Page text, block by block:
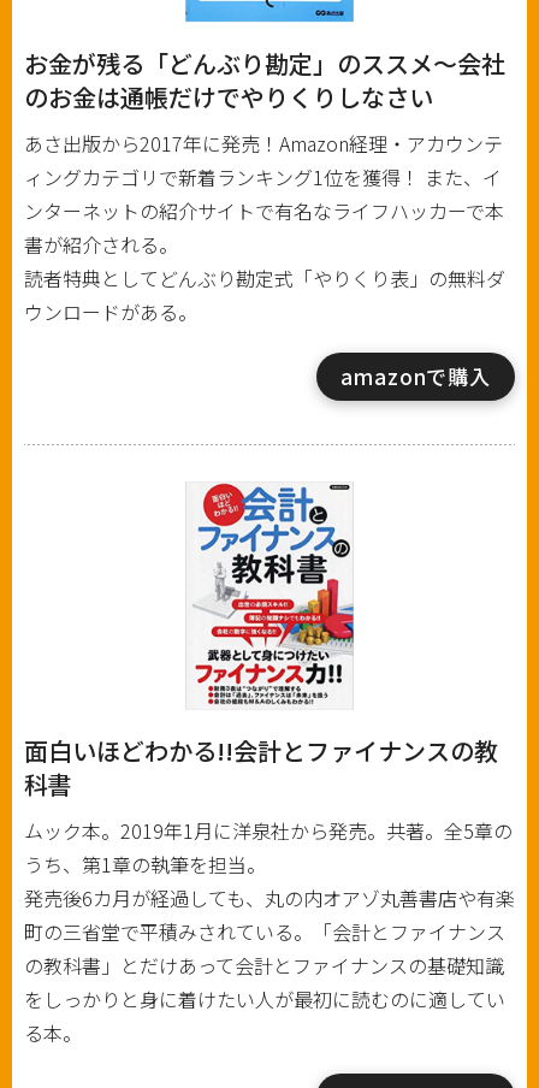
お金が残る「どんぶり勘定」のススメ～会社
のお金は通帳だけでやりくりしなさい
あさ出版から2017年に発売！Amazon経理・アカウンテ
ィングカテゴリで新着ランキング1位を獲得！ また、イ
ンターネットの紹介サイトで有名なライフハッカーで本
書が紹介される。
読者特典としてどんぶり勘定式「やりくり表」の無料ダ
ウンロードがある。
amazonで購入
面白いほどわかる!!会計とファイナンスの教
科書
ムック本。2019年1月に洋泉社から発売。共著。全5章の
うち、第1章の執筆を担当。
発売後6カ月が経過しても、丸の内オアゾ丸善書店や有楽
町の三省堂で平積みされている。「会計とファイナンス
の教科書」とだけあって会計とファイナンスの基礎知識
をしっかりと身に着けたい人が最初に読むのに適してい
る本。